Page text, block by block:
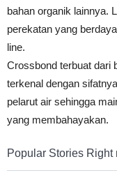
bahan organik lainnya.
perekatan yang
line.
Crossbond terbuat dari
terkenal dengan
pelarut air sehingga
yang membahayakan.
Popular Stories Right